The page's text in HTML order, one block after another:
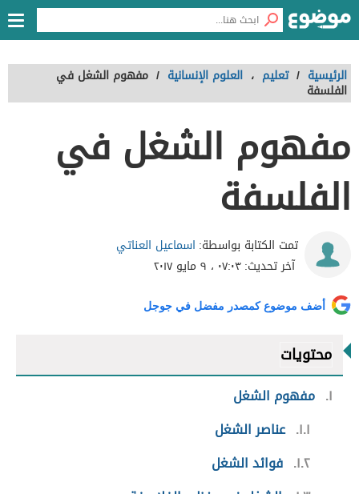
الرئيسية / تعليم ، العلوم الإنسانية / مفهوم الشغل في
الفلسفة
مفهوم الشغل في
الفلسفة
تمت الكتابة بواسطة: اسماعيل العناتي
آخر تحديث:٠٧:٠٣ ، ٩ مايو ٢٠١٧
أضف موضوع كمصدر مفضل في جوجل
محتويات
١ مفهوم الشغل
١.١ عناصر الشغل
١.٢ فوائد الشغل